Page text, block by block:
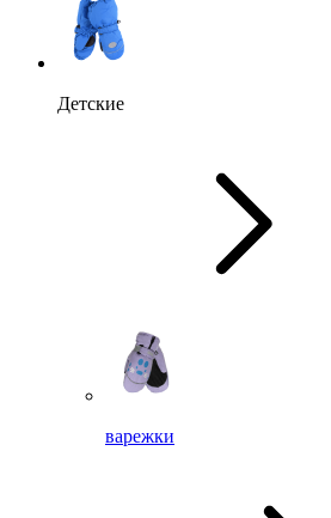
Детские
варежки